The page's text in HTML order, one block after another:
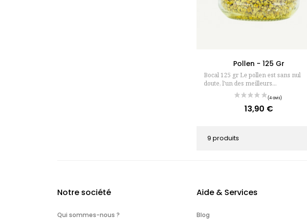
Pollen - 125 Gr
Bocal 125 gr Le pollen est sans nul
doute, l'un des meilleurs...
Prix
13,90 €
9 produits
Notre société
Qui sommes-nous ?
Aide & Services
Blog